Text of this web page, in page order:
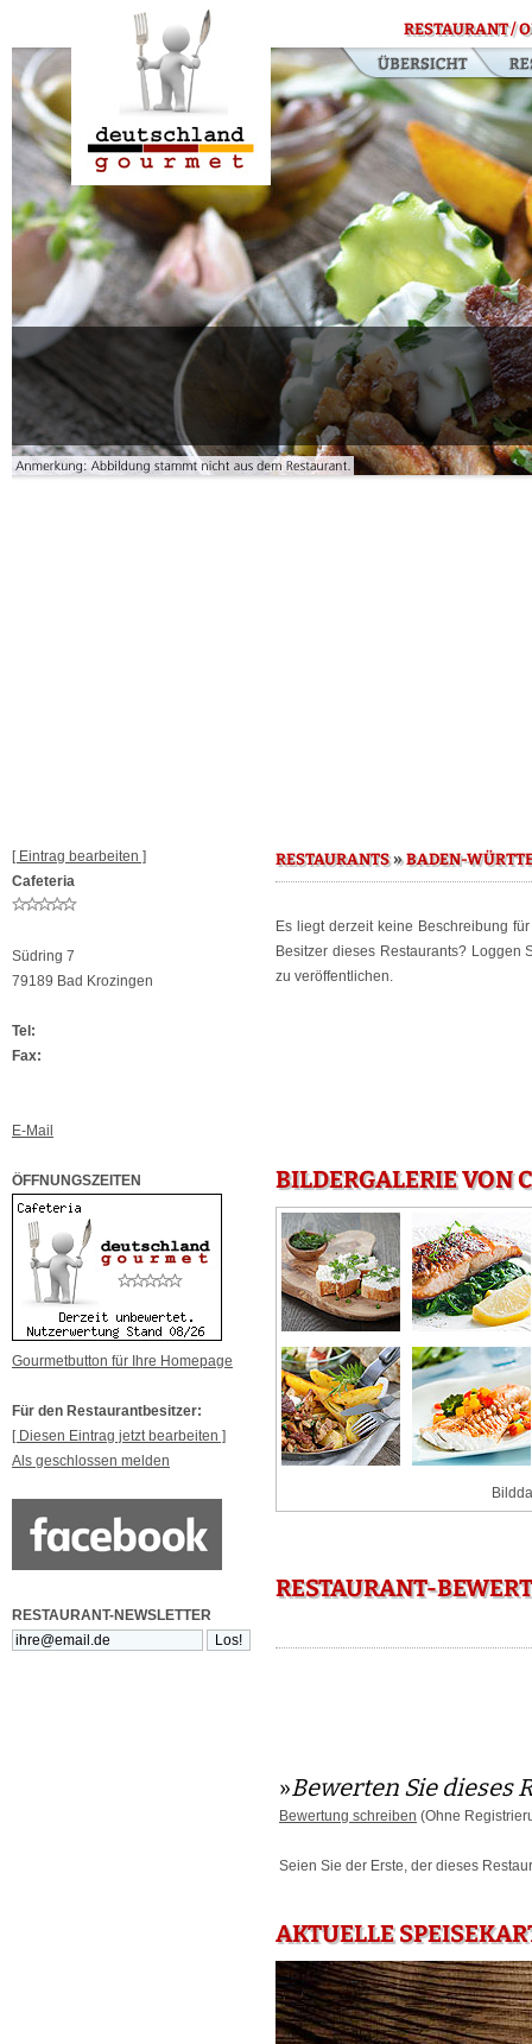
RESTAURANT /
[ Eintrag bearbeiten ]
Cafeteria
Südring 7
79189 Bad Krozingen
Tel:
Fax:
E-Mail
ÖFFNUNGSZEITEN
Gourmetbutton für Ihre Homepage
Für den Restaurantbesitzer:
[ Diesen Eintrag jetzt bearbeiten ]
Als geschlossen melden
RESTAURANT-NEWSLETTER
RESTAURANTS»BADEN-
Es liegt derzeit keine Beschreibung
Besitzer dieses Restaurants? Loggen
zu veröffentlichen.
BILDERGALERIE VON
RESTAURANT-
»Bewerten Sie dieses
Bewertung schreiben (Ohne
Seien Sie der Erste, der dieses
AKTUELLE